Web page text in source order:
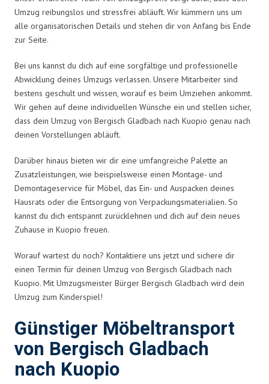
Umzug reibungslos und stressfrei abläuft. Wir kümmern uns um
alle organisatorischen Details und stehen dir von Anfang bis Ende
zur Seite.
Bei uns kannst du dich auf eine sorgfältige und professionelle
Abwicklung deines Umzugs verlassen. Unsere Mitarbeiter sind
bestens geschult und wissen, worauf es beim Umziehen ankommt.
Wir gehen auf deine individuellen Wünsche ein und stellen sicher,
dass dein Umzug von Bergisch Gladbach nach Kuopio genau nach
deinen Vorstellungen abläuft.
Darüber hinaus bieten wir dir eine umfangreiche Palette an
Zusatzleistungen, wie beispielsweise einen Montage- und
Demontageservice für Möbel, das Ein- und Auspacken deines
Hausrats oder die Entsorgung von Verpackungsmaterialien. So
kannst du dich entspannt zurücklehnen und dich auf dein neues
Zuhause in Kuopio freuen.
Worauf wartest du noch? Kontaktiere uns jetzt und sichere dir
einen Termin für deinen Umzug von Bergisch Gladbach nach
Kuopio. Mit Umzugsmeister Bürger Bergisch Gladbach wird dein
Umzug zum Kinderspiel!
Günstiger Möbeltransport
von Bergisch Gladbach
nach Kuopio